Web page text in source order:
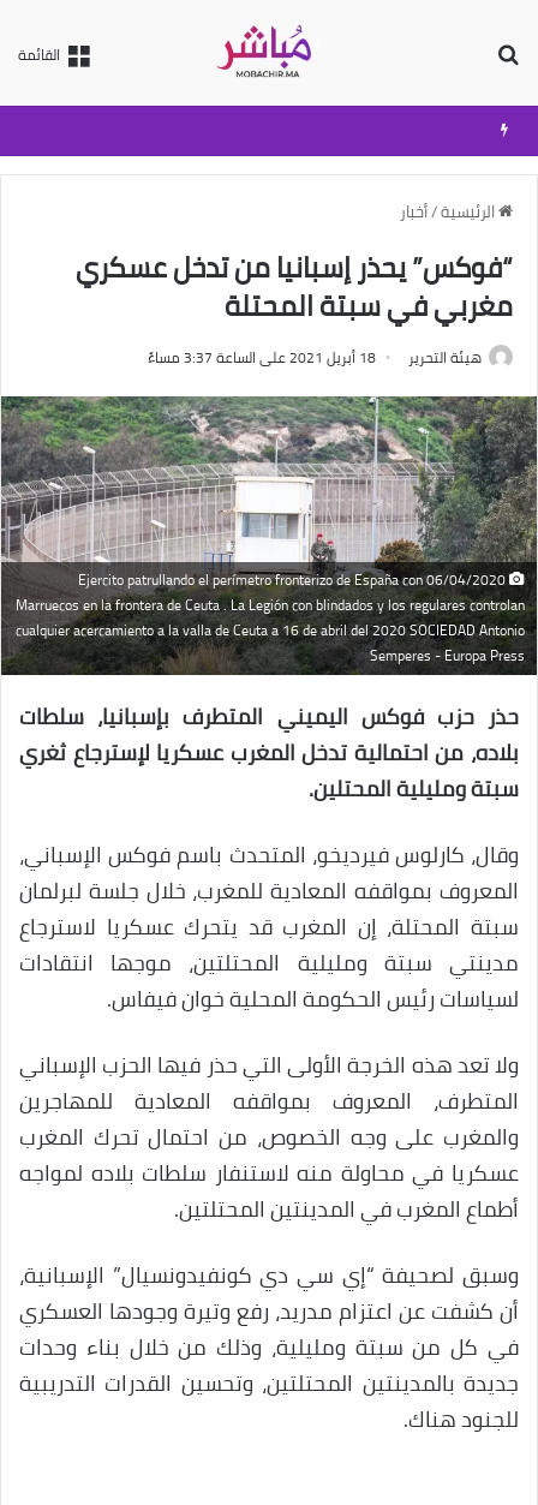
القائمة
الرئيسية/أخبار
“فوكس” يحذر إسبانيا من تدخل عسكري
مغربي في سبتة المحتلة
هيئة التحرير 18 أبريل 2021 على الساعة 3:37 مساءً
06/04/2020 Ejercito patrullando el perímetro fronterizo de España con
Marruecos en la frontera de Ceuta . La Legión con blindados y los regulares controlan
cualquier acercamiento a la valla de Ceuta a 16 de abril del 2020 SOCIEDAD Antonio
Semperes - Europa Press
حذر حزب فوكس اليميني المتطرف بإسبانيا، سلطات
بلاده، من احتمالية تدخل المغرب عسكريا لإسترجاع ثغري
سبتة ومليلية المحتلين.
وقال، كارلوس فيرديخو، المتحدث باسم فوكس الإسباني،
المعروف بمواقفه المعادية للمغرب، خلال جلسة لبرلمان
سبتة المحتلة، إن المغرب قد يتحرك عسكريا لاسترجاع
مدينتي سبتة ومليلية المحتلتين، موجها انتقادات
لسياسات رئيس الحكومة المحلية خوان فيفاس.
ولا تعد هذه الخرجة الأولى التي حذر فيها الحزب الإسباني
المتطرف، المعروف بمواقفه المعادية للمهاجرين
والمغرب على وجه الخصوص، من احتمال تحرك المغرب
عسكريا في محاولة منه لاستنفار سلطات بلاده لمواجه
أطماع المغرب في المدينتين المحتلتين.
وسبق لصحيفة “إي سي دي كونفيدونسيال” الإسبانية،
أن كشفت عن اعتزام مدريد، رفع وتيرة وجودها العسكري
في كل من سبتة ومليلية، وذلك من خلال بناء وحدات
جديدة بالمدينتين المحتلتين، وتحسين القدرات التدريبية
للجنود هناك.